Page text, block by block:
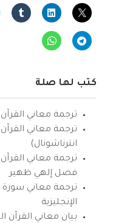
كتب لها صلة
ترجمة معاني القرآن
ترجمة معاني
انترناشونال)
ترجمة معاني القرآن
فضل إلهي ظهير
ترجمة معاني سورة
الإنجليزية
بيان معاني القرآن